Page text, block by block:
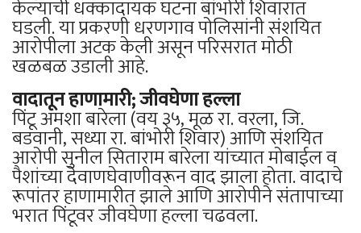
केल्याची धक्कादायक घटना बांभोरी शिवारात
घडली. या प्रकरणी धरणगाव पोलिसांनी संशयित
आरोपीला अटक केली असून परिसरात मोठी
खळबळ उडाली आहे.
वादातून हाणामारी; जीवघेणा हल्ला
पिंटू अमशा बारेला (वय ३५, मूळ रा. वरला, जि.
बडवानी, सध्या रा. बांभोरी शिवार) आणि संशयित
आरोपी सुनील सिताराम बारेला यांच्यात मोबाईल व
पैशांच्या देवाणघेवाणीवरून वाद झाला होता. वादाचे
रूपांतर हाणामारीत झाले आणि आरोपीने संतापाच्या
भरात पिंटूवर जीवघेणा हल्ला चढवला.